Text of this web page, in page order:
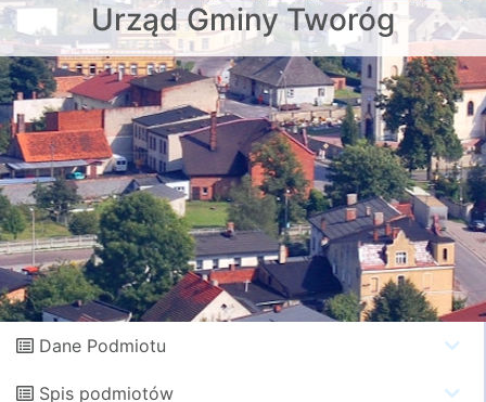
Urząd Gminy Tworóg
Dane Podmiotu
Spis podmiotów